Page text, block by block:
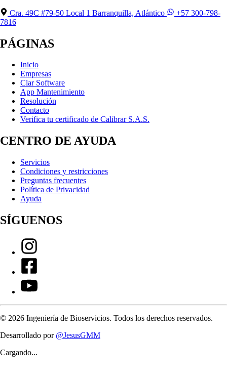
Cra. 49C #79-50 Local 1 Barranquilla, Atlántico
+57 300-798-
7816
PÁGINAS
Inicio
Empresas
Clar Software
App Mantenimiento
Resolución
Contacto
Verifica tu certificado de Calibrar S.A.S.
CENTRO DE AYUDA
Servicios
Condiciones y restricciones
Preguntas frecuentes
Política de Privacidad
Ayuda
SÍGUENOS
© 2026 Ingeniería de Bioservicios. Todos los derechos reservados.
Desarrollado por @JesusGMM
Cargando...